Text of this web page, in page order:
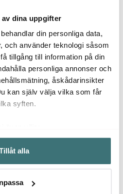
dina uppgifter
behandlar din personliga data,
och använder teknologi såsom
tillgång till information på din
personliga annonser och
åskådarinsikter
kan själv välja vilka som får
syften.
om din geografiska plats som
på upp till flera meter
att aktivt skanna den för
personliga uppgifter
alla
Bordallo Pinheiro
Citron kakfat 43 cm
citrongul/grön
829 kr
av våra kunder